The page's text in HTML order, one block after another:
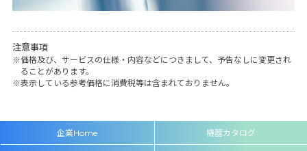
注意事項
価格及び、サービスの仕様・内容などにつきまして、予告なしに変更され
ることがあります。
表示している参考価格に消費税等は含まれておりません。
企業Home 機器カタログ